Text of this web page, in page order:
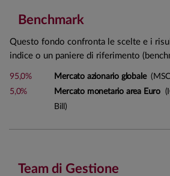
Benchmark
Questo fondo confronta le scelte e i
indice o un paniere di riferimento
95,0% Mercato azionario globale
5,0%
Mercato monetario area Euro
Bill)
Team di Gestione